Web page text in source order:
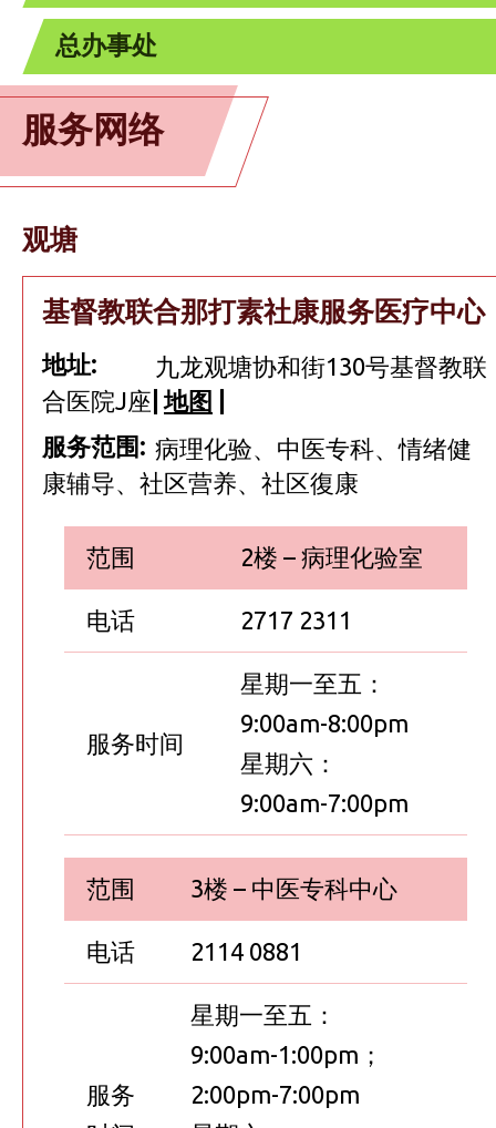
总办事处
服务网络
观塘
基督教联合那打素社康服务医疗中心
地址:
九龙观塘协和街130号基督教联
合医院J座 地图
服务范围: 病理化验、中医专科、情绪健
康辅导、社区营养、社区復康
范围 2楼 – 病理化验室
电话 2717 2311
服务时间
星期一至五：
9:00am-8:00pm
星期六：
9:00am-7:00pm
范围 3楼 – 中医专科中心
电话 2114 0881
服务
星期一至五：
9:00am-1:00pm；
2:00pm-7:00pm